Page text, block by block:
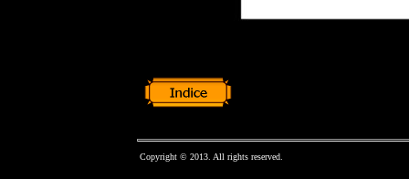
Copyright © 2013. All rights reserved.